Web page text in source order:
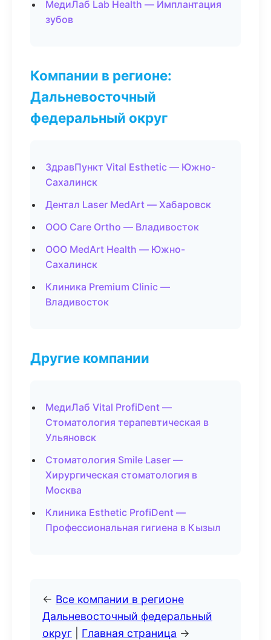
МедиЛаб Lab Health — Имплантация
зубов
Компании в регионе:
Дальневосточный
федеральный округ
ЗдравПункт Vital Esthetic — Южно-
Сахалинск
Дентал Laser MedArt — Хабаровск
ООО Care Ortho — Владивосток
ООО MedArt Health — Южно-
Сахалинск
Клиника Premium Clinic —
Владивосток
Другие компании
МедиЛаб Vital ProfiDent —
Стоматология терапевтическая в
Ульяновск
Стоматология Smile Laser —
Хирургическая стоматология в
Москва
Клиника Esthetic ProfiDent —
Профессиональная гигиена в Кызыл
← Все компании в регионе
Дальневосточный федеральный
округ
Главная страница →